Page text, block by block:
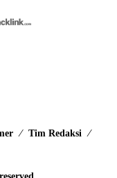
Tim Redaksi